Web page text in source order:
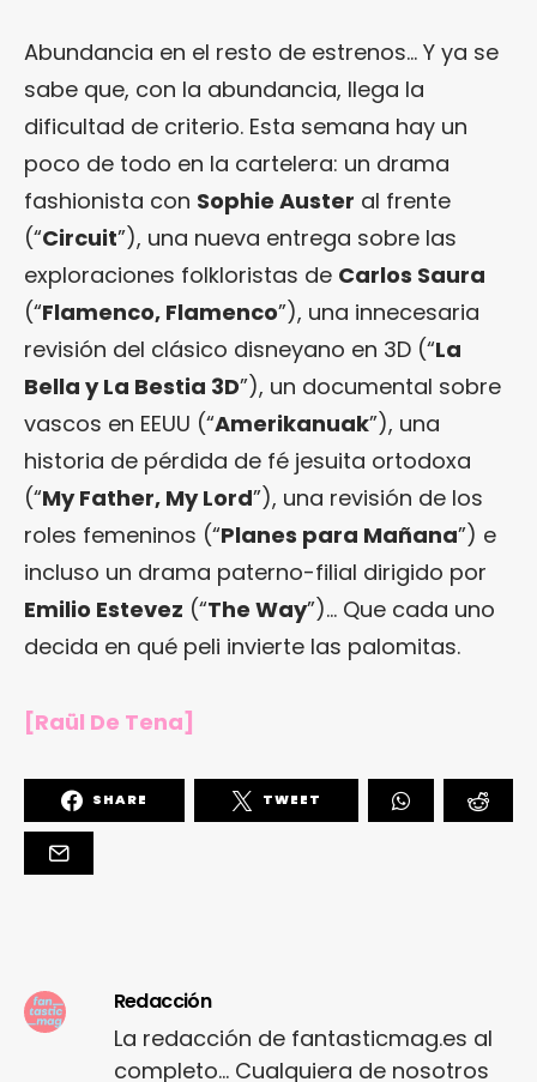
Abundancia en el resto de estrenos… Y ya se
sabe que, con la abundancia, llega la
dificultad de criterio. Esta semana hay un
poco de todo en la cartelera: un drama
fashionista con Sophie Auster al frente
(“Circuit”), una nueva entrega sobre las
exploraciones folkloristas de Carlos Saura
(“Flamenco, Flamenco”), una innecesaria
revisión del clásico disneyano en 3D (“La
Bella y La Bestia 3D”), un documental sobre
vascos en EEUU (“Amerikanuak”), una
historia de pérdida de fé jesuita ortodoxa
(“My Father, My Lord”), una revisión de los
roles femeninos (“Planes para Mañana”) e
incluso un drama paterno-filial dirigido por
Emilio Estevez (“The Way”)… Que cada uno
decida en qué peli invierte las palomitas.
[Raül De Tena]
SHARE TWEET
Redacción
La redacción de fantasticmag.es al
completo... Cualquiera de nosotros